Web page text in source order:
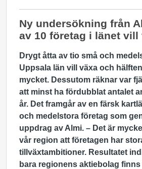
Ny undersökning från
av 10 företag i länet vill
Drygt åtta av tio små och
Uppsala län vill växa och
mycket. Dessutom räknar var
att minst ha fördubblat antalet
år. Det framgår av en färsk
och medelstora företag som
uppdrag av Almi. – Det är
vår region att företagen har
tillväxtambitioner. Resultatet
bara regionens aktiebolag finns